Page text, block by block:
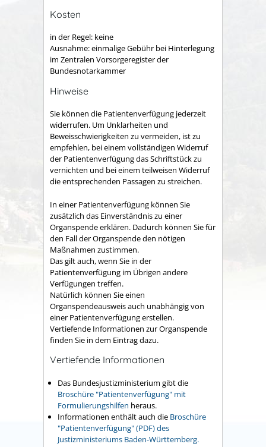
Kosten
in der Regel: keine
Ausnahme: einmalige Gebühr bei Hinterlegung
im Zentralen Vorsorgeregister der
Bundesnotarkammer
Hinweise
Sie können die Patientenverfügung jederzeit
widerrufen. Um Unklarheiten und
Beweisschwierigkeiten zu vermeiden, ist zu
empfehlen, bei einem vollständigen Widerruf
der Patientenverfügung das Schriftstück zu
vernichten und bei einem teilweisen Widerruf
die entsprechenden Passagen zu streichen.
In einer Patientenverfügung können Sie
zusätzlich das Einverständnis zu einer
Organspende erklären. Dadurch können Sie für
den Fall der Organspende den nötigen
Maßnahmen zustimmen.
Das gilt auch, wenn Sie in der
Patientenverfügung im Übrigen andere
Verfügungen treffen.
Natürlich können Sie einen
Organspendeausweis auch unabhängig von
einer Patientenverfügung erstellen.
Vertiefende Informationen zur Organspende
finden Sie in dem Eintrag dazu.
Vertiefende Informationen
Das Bundesjustizministerium gibt die
Broschüre "Patientenverfügung" mit
Formulierungshilfen heraus.
Informationen enthält auch die Broschüre
"Patientenverfügung" (PDF) des
Justizministeriums Baden-Württemberg.